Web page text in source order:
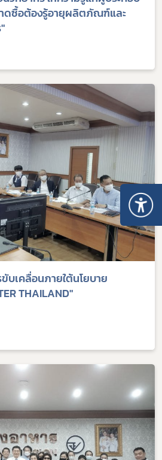
บเคลื่อนภายใต้นโยบาย
THAILAND"